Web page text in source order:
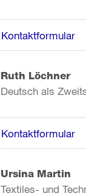
Kontaktformular
Ruth Löchner
Deutsch als
Kontaktformular
Ursina Martin
Textiles- und